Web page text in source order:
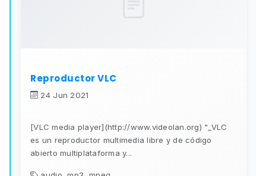
Reproductor VLC
24 Jun 2021
[VLC media player](http://www.videolan.org) "_VLC
es un reproductor multimedia libre y de código
abierto multiplataforma y...